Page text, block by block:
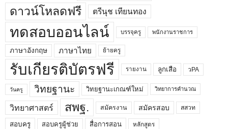
ดาวน์โหลดฟรี ตรีนุช เทียนทอง
ทดสอบออนไลน์ บรรจุครู พนักงานราชการ
ภาษาอังกฤษ ภาษาไทย ย้ายครู
รับเกียรติบัตรฟรี รายงาน ลูกเสือ วPA
วันครู วิทยฐานะ วิทยฐานะเกณฑ์ใหม่ วิทยาการคำนวณ
วิทยาศาสตร์ สพฐ. สมัครงาน สมัครสอบ สสวท
สอบครู สอบครูผู้ช่วย สื่อการสอน หลักสูตร